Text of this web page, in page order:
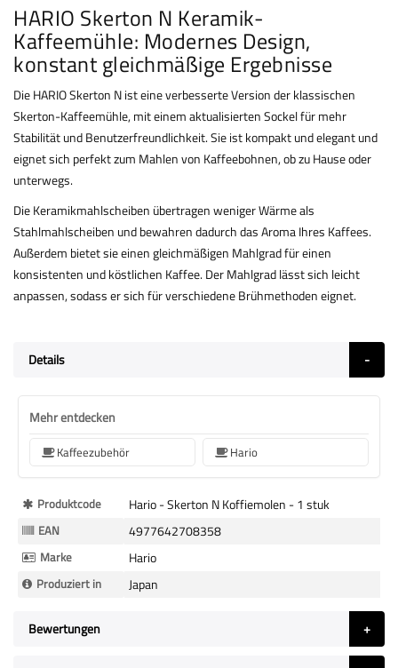
HARIO Skerton N Keramik-
Kaffeemühle: Modernes Design,
konstant gleichmäßige Ergebnisse
Die HARIO Skerton N ist eine verbesserte Version der klassischen
Skerton-Kaffeemühle, mit einem aktualisierten Sockel für mehr
Stabilität und Benutzerfreundlichkeit. Sie ist kompakt und elegant und
eignet sich perfekt zum Mahlen von Kaffeebohnen, ob zu Hause oder
unterwegs.
Die Keramikmahlscheiben übertragen weniger Wärme als
Stahlmahlscheiben und bewahren dadurch das Aroma Ihres Kaffees.
Außerdem bietet sie einen gleichmäßigen Mahlgrad für einen
konsistenten und köstlichen Kaffee. Der Mahlgrad lässt sich leicht
anpassen, sodass er sich für verschiedene Brühmethoden eignet.
Details
Mehr entdecken
Kaffeezubehör Hario
Mehr
Informationen
Produktcode Hario - Skerton N Koffiemolen - 1 stuk
EAN 4977642708358
Marke Hario
Produziert in Japan
Bewertungen